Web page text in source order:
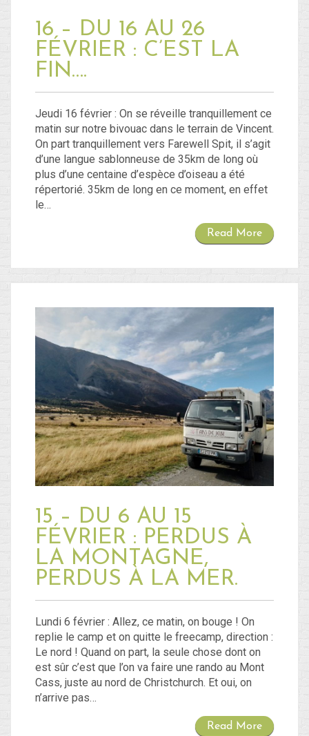
16 – DU 16 AU 26
FÉVRIER : C’EST LA
FIN….
Jeudi 16 février : On se réveille tranquillement ce
matin sur notre bivouac dans le terrain de Vincent.
On part tranquillement vers Farewell Spit, il s’agit
d’une langue sablonneuse de 35km de long où
plus d’une centaine d’espèce d’oiseau a été
répertorié. 35km de long en ce moment, en effet
le…
Read More
15 – DU 6 AU 15
FÉVRIER : PERDUS À
LA MONTAGNE,
PERDUS À LA MER.
Lundi 6 février : Allez, ce matin, on bouge ! On
replie le camp et on quitte le freecamp, direction :
Le nord ! Quand on part, la seule chose dont on
est sûr c’est que l’on va faire une rando au Mont
Cass, juste au nord de Christchurch. Et oui, on
n’arrive pas…
Read More